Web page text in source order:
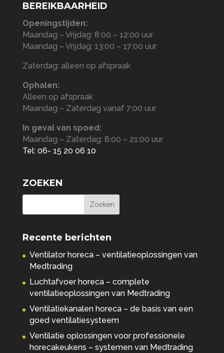
BEREIKBAARHEID
Openingstijden:
Maandag – Vrijdag: 8:00 – 12:00 uur
Maandag – Vrijdag: 13:00 – 17:00 uur
Zaterdag: alleen op afspraak
Ophalen:
Alleen op afspraak
Maandag – Zaterdag vanaf 7:00 uur
In geval van spoed:
Maandag – Zaterdag: 8:00 – 21:00 uur
Tel: 06- 15 20 06 10
ZOEKEN
Recente berichten
Ventilator horeca – ventilatieoplossingen van
Medtrading
Luchtafvoer horeca – complete
ventilatieoplossingen van Medtrading
Ventilatiekanalen horeca – de basis van een
goed ventilatiesysteem
Ventilatie oplossingen voor professionele
horecakeukens – systemen van Medtrading